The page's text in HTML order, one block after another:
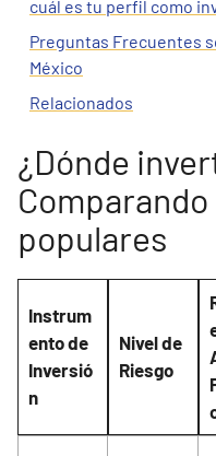
cuál es tu perfil como
Preguntas Frecuentes
México
Relacionados
¿Dónde
populares
Instrum
ento de
Inversió
n
Nivel de
Riesgo